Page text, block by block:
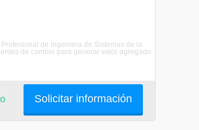
de Ingeniera de Sistemas de la
de cambio para generar valor agregado
Solicitar información